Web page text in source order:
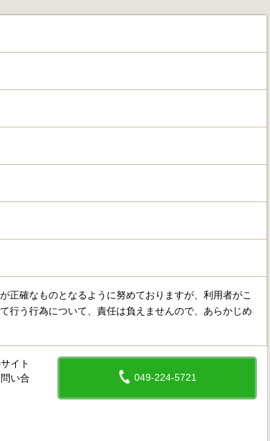
正確なものとなるように努めておりますが、利用者がこ
行う行為について、責任は負えませんので、あらかじめ
049-224-5721
イト
い合